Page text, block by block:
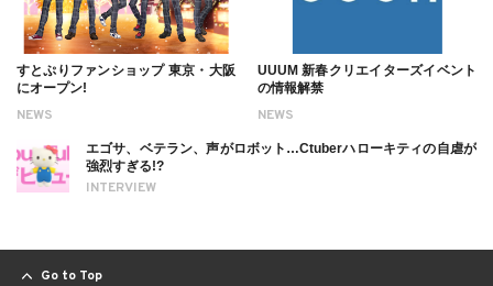
NEWS
すとぷりファンショップ 東京・大阪
にオープン!
NEWS
UUUM 新春クリエイターズイベント
の情報解禁
INTERVIEW
エゴサ、ベテラン、声がロボット…Ctuberハローキティの自虐が
強烈すぎる!?
Go to Top